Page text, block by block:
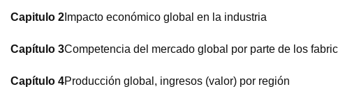
Capitulo 2 Impacto económico global en la industria
Capítulo 3Competencia del mercado global por parte de los
Capítulo 4Producción global, ingresos (valor) por región